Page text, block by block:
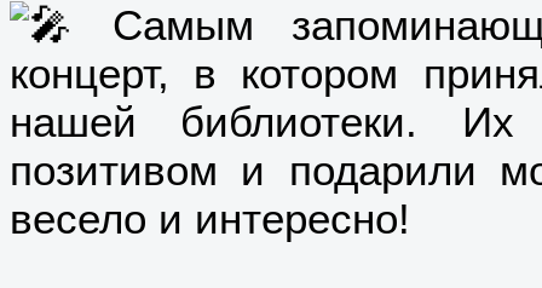
Самым
концерт, в котором
нашей библиотеки. Их
позитивом и подарили
весело и интересно!